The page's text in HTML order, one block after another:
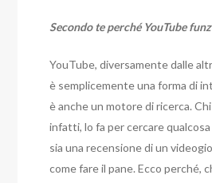
Secondo te perché YouTube
YouTube, diversamente dalle
è semplicemente una forma di
è anche un motore di ricerca.
infatti, lo fa per cercare
sia una recensione di un
come fare il pane. Ecco perché,